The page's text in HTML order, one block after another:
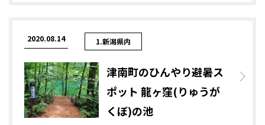
2020.08.14 1.新潟県内
津南町のひんやり避暑ス
ポット 龍ヶ窪(りゅうが
くぼ)の池